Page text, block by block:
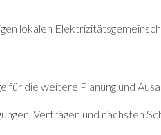
lokalen
für die weitere Planung und
Verträgen und nächsten